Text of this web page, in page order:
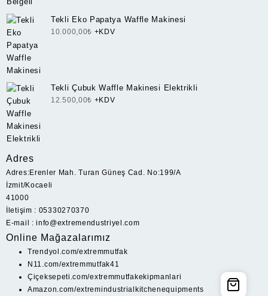
Tekli Eko Papatya Waffle Makinesi
10.000,00₺ +KDV
Tekli Çubuk Waffle Makinesi Elektrikli
12.500,00₺ +KDV
Adres
Adres:Erenler Mah. Turan Güneş Cad. No:199/A
İzmit/Kocaeli
41000
İletişim : 05330270370
E-mail : info@extremendustriyel.com
Online Mağazalarımız
Trendyol.com/extremmutfak
N11.com/extremmutfak41
Çiçeksepeti.com/extremmutfakekipmanlari
Amazon.com/extremindustrialkitchenequipments